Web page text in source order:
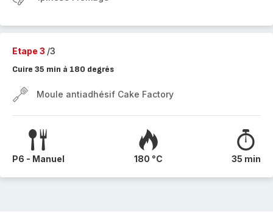
Etape 3 /3
Cuire 35 min à 180 degrés
Moule antiadhésif Cake Factory
P6 - Manuel 180 °C 35 min